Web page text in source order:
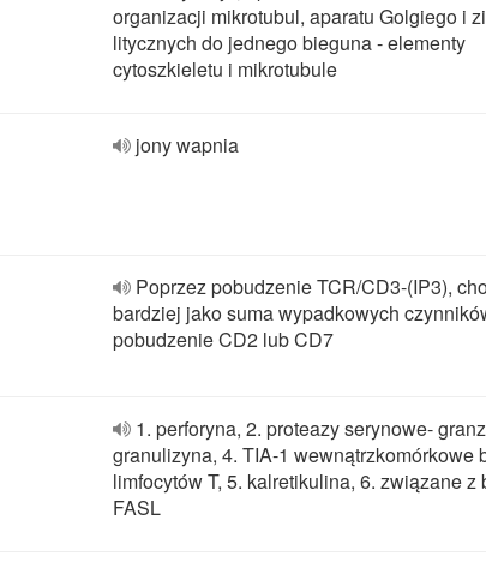
organizacji mikrotubul, aparatu Golgiego i
litycznych do jednego bieguna - elementy
cytoszkieletu i mikrotubule
jony wapnia
Poprzez pobudzenie TCR/CD3-(IP3),
bardziej jako suma wypadkowych
pobudzenie CD2 lub CD7
1. perforyna, 2. proteazy serynowe-
granulizyna, 4. TIA-1 wewnątrzkomórkowe
limfocytów T, 5. kalretikulina, 6. związane z
FASL